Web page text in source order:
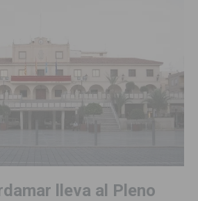
lleva al Pleno